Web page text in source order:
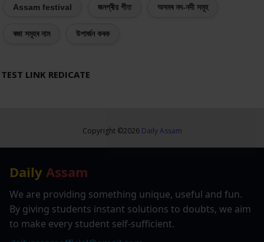
Assam festival জনপ্ৰীয় গীত অসমৰ নদ-নদী সমূহ
ৰজা সমূহৰ নাম উপাৰ্জন কৰক
TEST LINK REDICATE
Copyright ©2026 Daily Assam
Daily Assam
We are providing something unique, useful and fun.
By giving students instant solutions to doubts, we aim
to make every student self-sufficient.